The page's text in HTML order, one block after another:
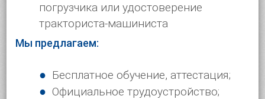
погрузчика или удостоверение
тракториста-машиниста
Мы предлагаем:
Бесплатное обучение, аттестация;
Официальное трудоустройство;